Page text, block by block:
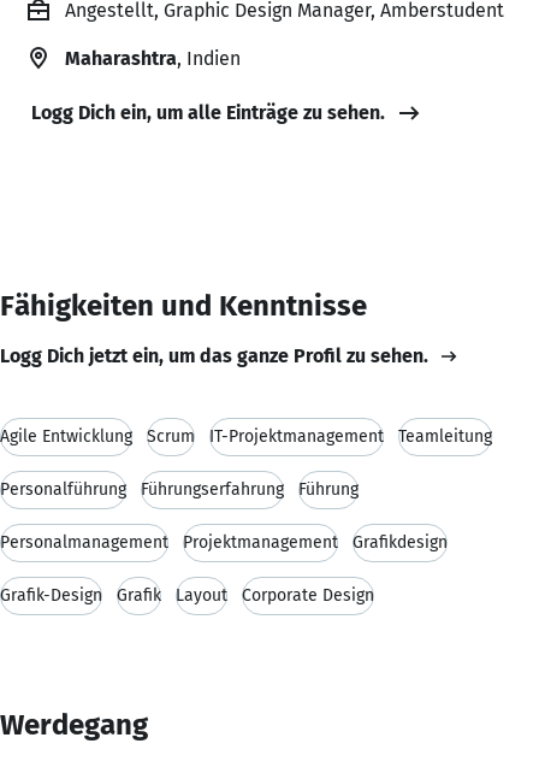
Angestellt, Graphic Design Manager, Amberstudent
Maharashtra, Indien
Logg Dich ein, um alle Einträge zu sehen.
Fähigkeiten und Kenntnisse
Logg Dich jetzt ein, um das ganze Profil zu sehen.
Agile Entwicklung Scrum IT-Projektmanagement Teamleitung
Personalführung Führungserfahrung Führung
Personalmanagement Projektmanagement Grafikdesign
Grafik-Design Grafik Layout Corporate Design
Werdegang